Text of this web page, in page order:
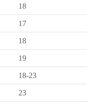
18
17
18
19
18-23
23